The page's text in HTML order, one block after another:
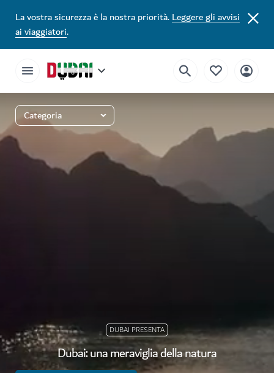
La vostra sicurezza è la nostra priorità.Leggere gli avvisi
ai viaggiatori.
Categoria
DUBAI PRESENTA
Dubai: una meraviglia della natura